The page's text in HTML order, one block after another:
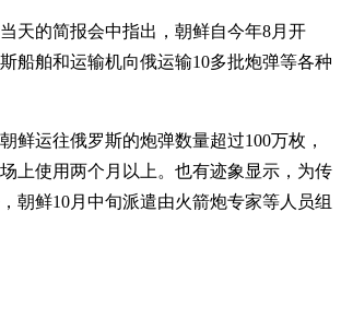
天的简报会中指出，朝鲜自今年8月开
船舶和运输机向俄运输10多批炮弹等各种
鲜运往俄罗斯的炮弹数量超过100万枚，
上使用两个月以上。也有迹象显示，为传
朝鲜10月中旬派遣由火箭炮专家等人员组